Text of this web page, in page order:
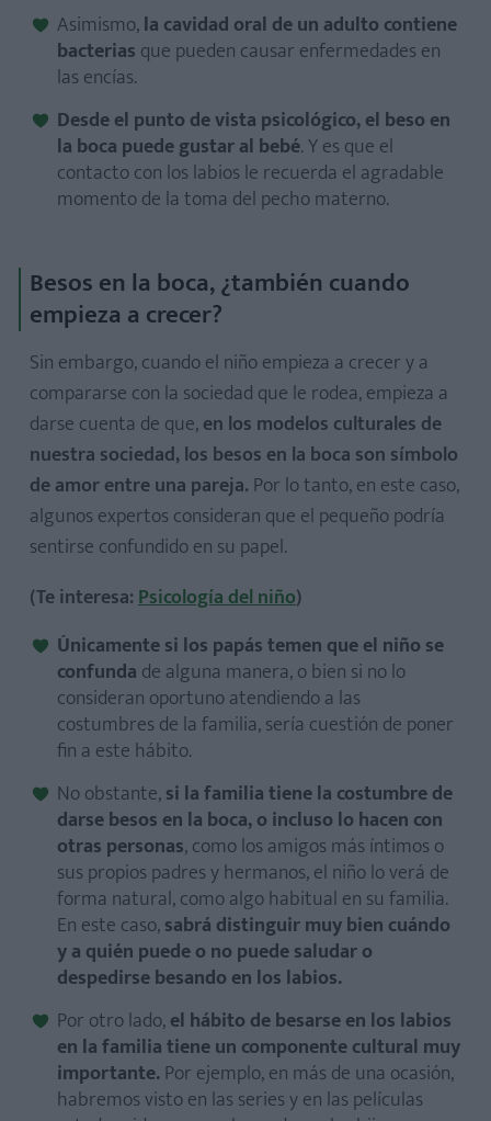
Asimismo,la cavidad oral de un adulto contiene
bacterias que pueden causar enfermedades en
las encías.
Desde el punto de vista psicológico, el beso en
la boca puede gustar al bebé. Y es que el
contacto con los labios le recuerda el agradable
momento de la toma del pecho materno.
Besos en la boca, ¿también cuando
empieza a crecer?
Sin embargo, cuando el niño empieza a crecer y a
compararse con la sociedad que le rodea, empieza a
darse cuenta de que,en los modelos culturales de
nuestra sociedad, los besos en la boca son símbolo
de amor entre una pareja. Por lo tanto, en este caso,
algunos expertos consideran que el pequeño podría
sentirse confundido en su papel.
(Te interesa:Psicología del niño)
Únicamente si los papás temen que el niño se
confunda de alguna manera, o bien si no lo
consideran oportuno atendiendo a las
costumbres de la familia, sería cuestión de poner
fin a este hábito.
No obstante,si la familia tiene la costumbre de
darse besos en la boca, o incluso lo hacen con
otras personas, como los amigos más íntimos o
sus propios padres y hermanos, el niño lo verá de
forma natural, como algo habitual en su familia.
En este caso,sabrá distinguir muy bien cuándo
y a quién puede o no puede saludar o
despedirse besando en los labios.
Por otro lado,el hábito de besarse en los labios
en la familia tiene un componente cultural muy
importante.Por ejemplo, en más de una ocasión,
habremos visto en las series y en las películas